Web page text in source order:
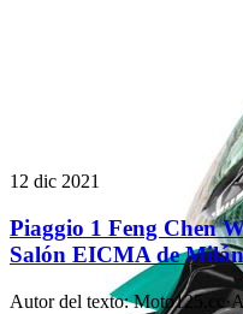
12 dic 2021
Piaggio 1 Feng Chen
Salón EICMA de
Autor del texto: Moto125.cc ·